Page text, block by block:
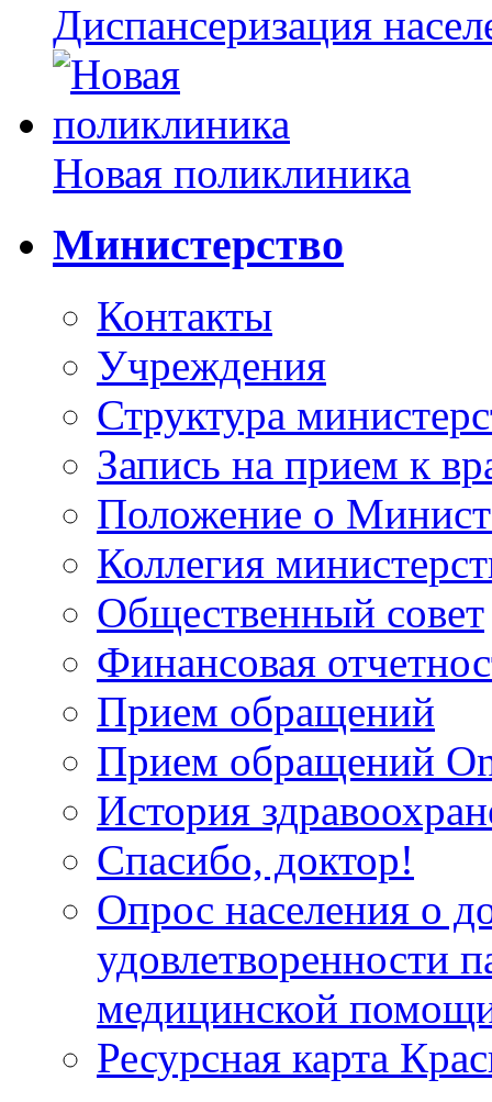
Диспансеризация
Новая поликлиника
Министерство
Контакты
Учреждения
Структура
Запись на прием к
Положение о
Коллегия
Общественный совет
Финансовая
Прием обращений
Прием обращений
История
Спасибо, доктор!
Опрос населения о
удовлетворенности
медицинской
Ресурсная карта